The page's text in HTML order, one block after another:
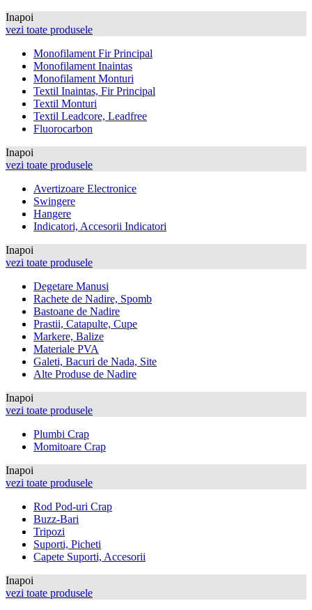
Inapoi
vezi toate produsele
Monofilament Fir Principal
Monofilament Inaintas
Monofilament Monturi
Textil Inaintas, Fir Principal
Textil Monturi
Textil Leadcore, Leadfree
Fluorocarbon
Inapoi
vezi toate produsele
Avertizoare Electronice
Swingere
Hangere
Indicatori, Accesorii Indicatori
Inapoi
vezi toate produsele
Degetare Manusi
Rachete de Nadire, Spomb
Bastoane de Nadire
Prastii, Catapulte, Cupe
Markere, Balize
Materiale PVA
Galeti, Bacuri de Nada, Site
Alte Produse de Nadire
Inapoi
vezi toate produsele
Plumbi Crap
Momitoare Crap
Inapoi
vezi toate produsele
Rod Pod-uri Crap
Buzz-Bari
Tripozi
Suporti, Picheti
Capete Suporti, Accesorii
Inapoi
vezi toate produsele